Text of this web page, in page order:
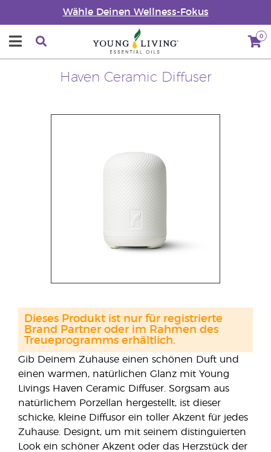
Wähle Deinen Wellness-Fokus
0
Haven Ceramic Diffuser
Gib Deinem Zuhause einen schönen Duft und
einen warmen, natürlichen Glanz mit Young
Livings Haven Ceramic Diffuser. Sorgsam aus
natürlichem Porzellan hergestellt, ist dieser
schicke, kleine Diffusor ein toller Akzent für jedes
Zuhause. Designt, um mit seinem distinguierten
Look ein schöner Akzent oder das Herzstück der
Dieses Produkt ist nur für registrierte
Brand Partner oder im Rahmen des
Treueprogramms erhältlich.